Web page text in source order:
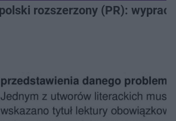
rozszerzony (PR):